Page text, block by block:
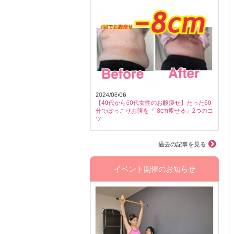
2024/08/06
【40代から60代女性のお腹痩せ】たった60
分でぽっこりお腹を『-8cm痩せる』2つのコ
ツ
過去の記事を見る
イベント開催のお知らせ